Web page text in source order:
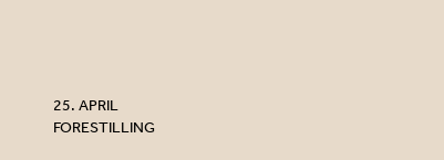
25. APRIL
FORESTILLING